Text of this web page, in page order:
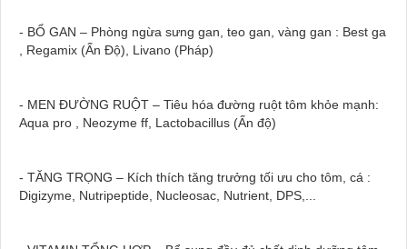
- BỔ GAN – Phòng ngừa sưng gan, teo gan, vàng gan : Best ga
, Regamix (Ấn Độ), Livano (Pháp)
- MEN ĐƯỜNG RUỘT – Tiêu hóa đường ruột tôm khỏe mạnh:
Aqua pro , Neozyme ff, Lactobacillus (Ấn độ)
- TĂNG TRỌNG – Kích thích tăng trưởng tối ưu cho tôm, cá :
Digizyme, Nutripeptide, Nucleosac, Nutrient, DPS,...